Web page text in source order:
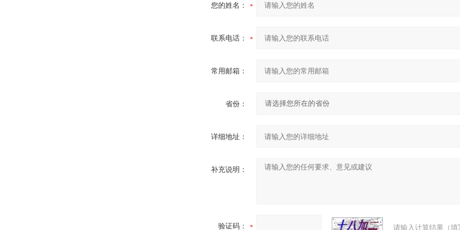
您的姓名：
联系电话：
常用邮箱：
省份：
详细地址：
补充说明：
验证码： 请输入计算结果（